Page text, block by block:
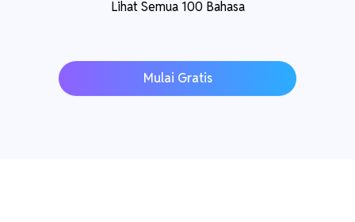
Lihat Semua 100 Bahasa
Mulai Gratis